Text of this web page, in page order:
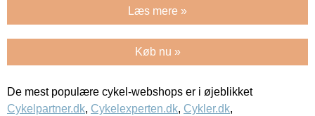
Læs mere »
Køb nu »
De mest populære cykel-webshops er i øjeblikket
Cykelpartner.dk, Cykelexperten.dk, Cykler.dk,